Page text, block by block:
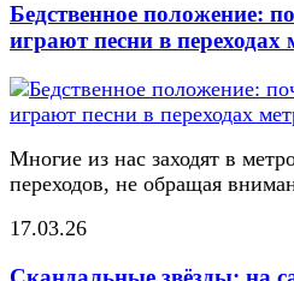
Бедственное положение:
играют песни в переходах
Многие из нас заходят в
переходов, не обращая
17.03.26